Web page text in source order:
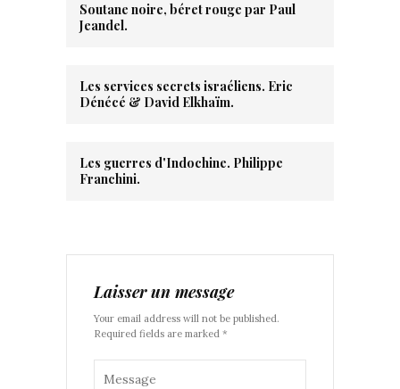
Soutane noire, béret rouge par Paul
Jeandel.
Les services secrets israéliens. Eric
Dénécé & David Elkhaïm.
Les guerres d'Indochine. Philippe
Franchini.
Laisser un message
Your email address will not be published.
Required fields are marked *